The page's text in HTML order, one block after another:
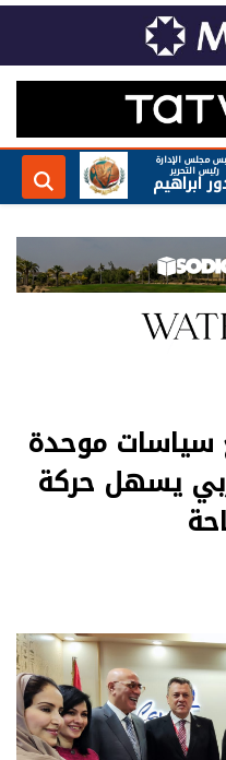
مجلس الإدارة
رئيس التحرير
ابراهيم
سياسات موحدة
يسهل حركة